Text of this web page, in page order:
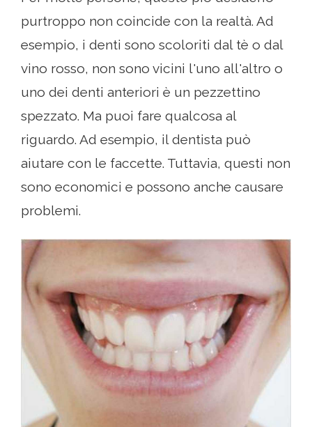
purtroppo non coincide con la realtà. Ad
esempio, i denti sono scoloriti dal tè o dal
vino rosso, non sono vicini l'uno all'altro o
uno dei denti anteriori è un pezzettino
spezzato. Ma puoi fare qualcosa al
riguardo. Ad esempio, il dentista può
aiutare con le faccette. Tuttavia, questi non
sono economici e possono anche causare
problemi.